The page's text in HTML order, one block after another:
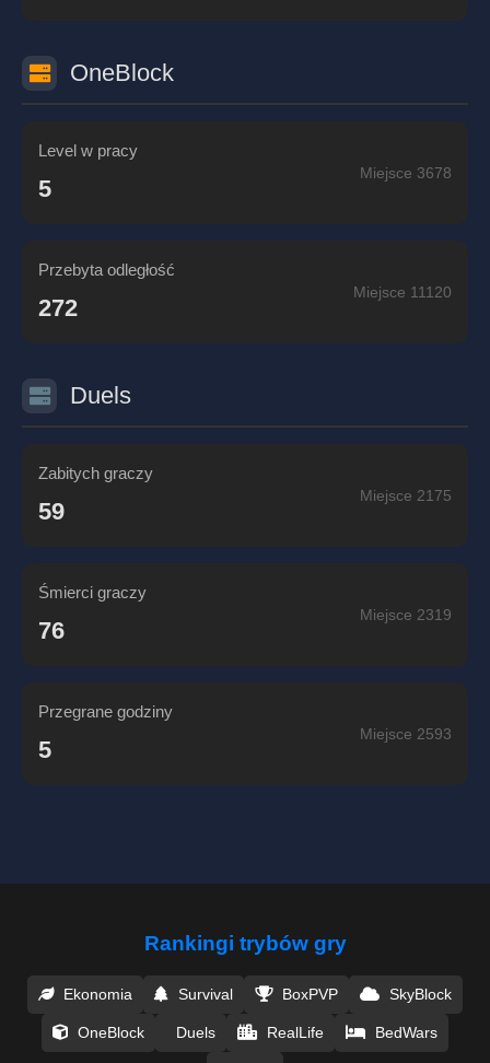
OneBlock
Level w pracy
5
Miejsce 3678
Przebyta odległość
272
Miejsce 11120
Duels
Zabitych graczy
59
Miejsce 2175
Śmierci graczy
76
Miejsce 2319
Przegrane godziny
5
Miejsce 2593
Rankingi trybów gry
Ekonomia Survival BoxPVP SkyBlock
OneBlock Duels RealLife BedWars